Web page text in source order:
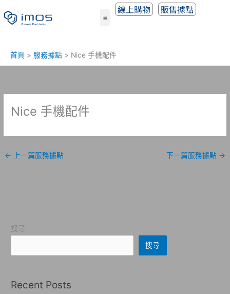
至
線上購物 販售據點
首頁 服務據點 Nice 手機配件
Nice 手機配件
← 上一篇服務據點 下一篇服務據點 →
搜尋
搜尋
Recent Posts